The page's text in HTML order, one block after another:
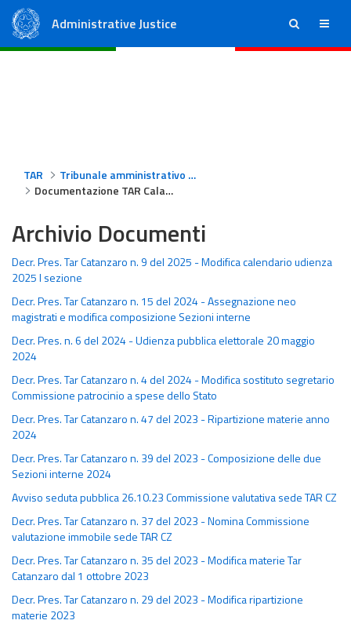
Administrative Justice ricerca menu
TAR
Tribunale amministrativo regionale per la Calabria - Catanzaro
Documentazione TAR Calabria - Catanzaro
Archivio Documenti
Decr. Pres. Tar Catanzaro n. 9 del 2025 - Modifica calendario udienza
2025 I sezione
Decr. Pres. Tar Catanzaro n. 15 del 2024 - Assegnazione neo
magistrati e modifica composizione Sezioni interne
Decr. Pres. n. 6 del 2024 - Udienza pubblica elettorale 20 maggio
2024
Decr. Pres. Tar Catanzaro n. 4 del 2024 - Modifica sostituto segretario
Commissione patrocinio a spese dello Stato
Decr. Pres. Tar Catanzaro n. 47 del 2023 - Ripartizione materie anno
2024
Decr. Pres. Tar Catanzaro n. 39 del 2023 - Composizione delle due
Sezioni interne 2024
Avviso seduta pubblica 26.10.23 Commissione valutativa sede TAR CZ
Decr. Pres. Tar Catanzaro n. 37 del 2023 - Nomina Commissione
valutazione immobile sede TAR CZ
Decr. Pres. Tar Catanzaro n. 35 del 2023 - Modifica materie Tar
Catanzaro dal 1 ottobre 2023
Decr. Pres. Tar Catanzaro n. 29 del 2023 - Modifica ripartizione
materie 2023